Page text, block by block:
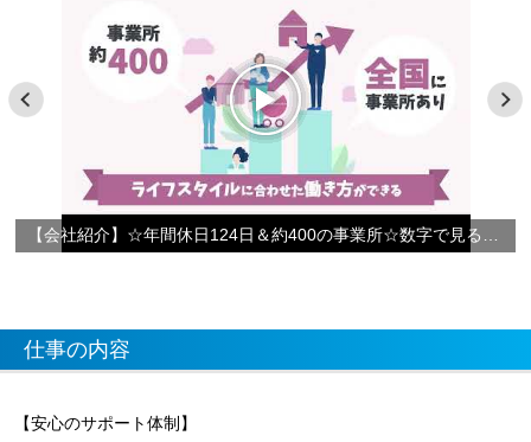
【会社紹介】☆年間休日124日＆約400の事業所☆数字で見るやさしい手
仕事の内容
【安心のサポート体制】